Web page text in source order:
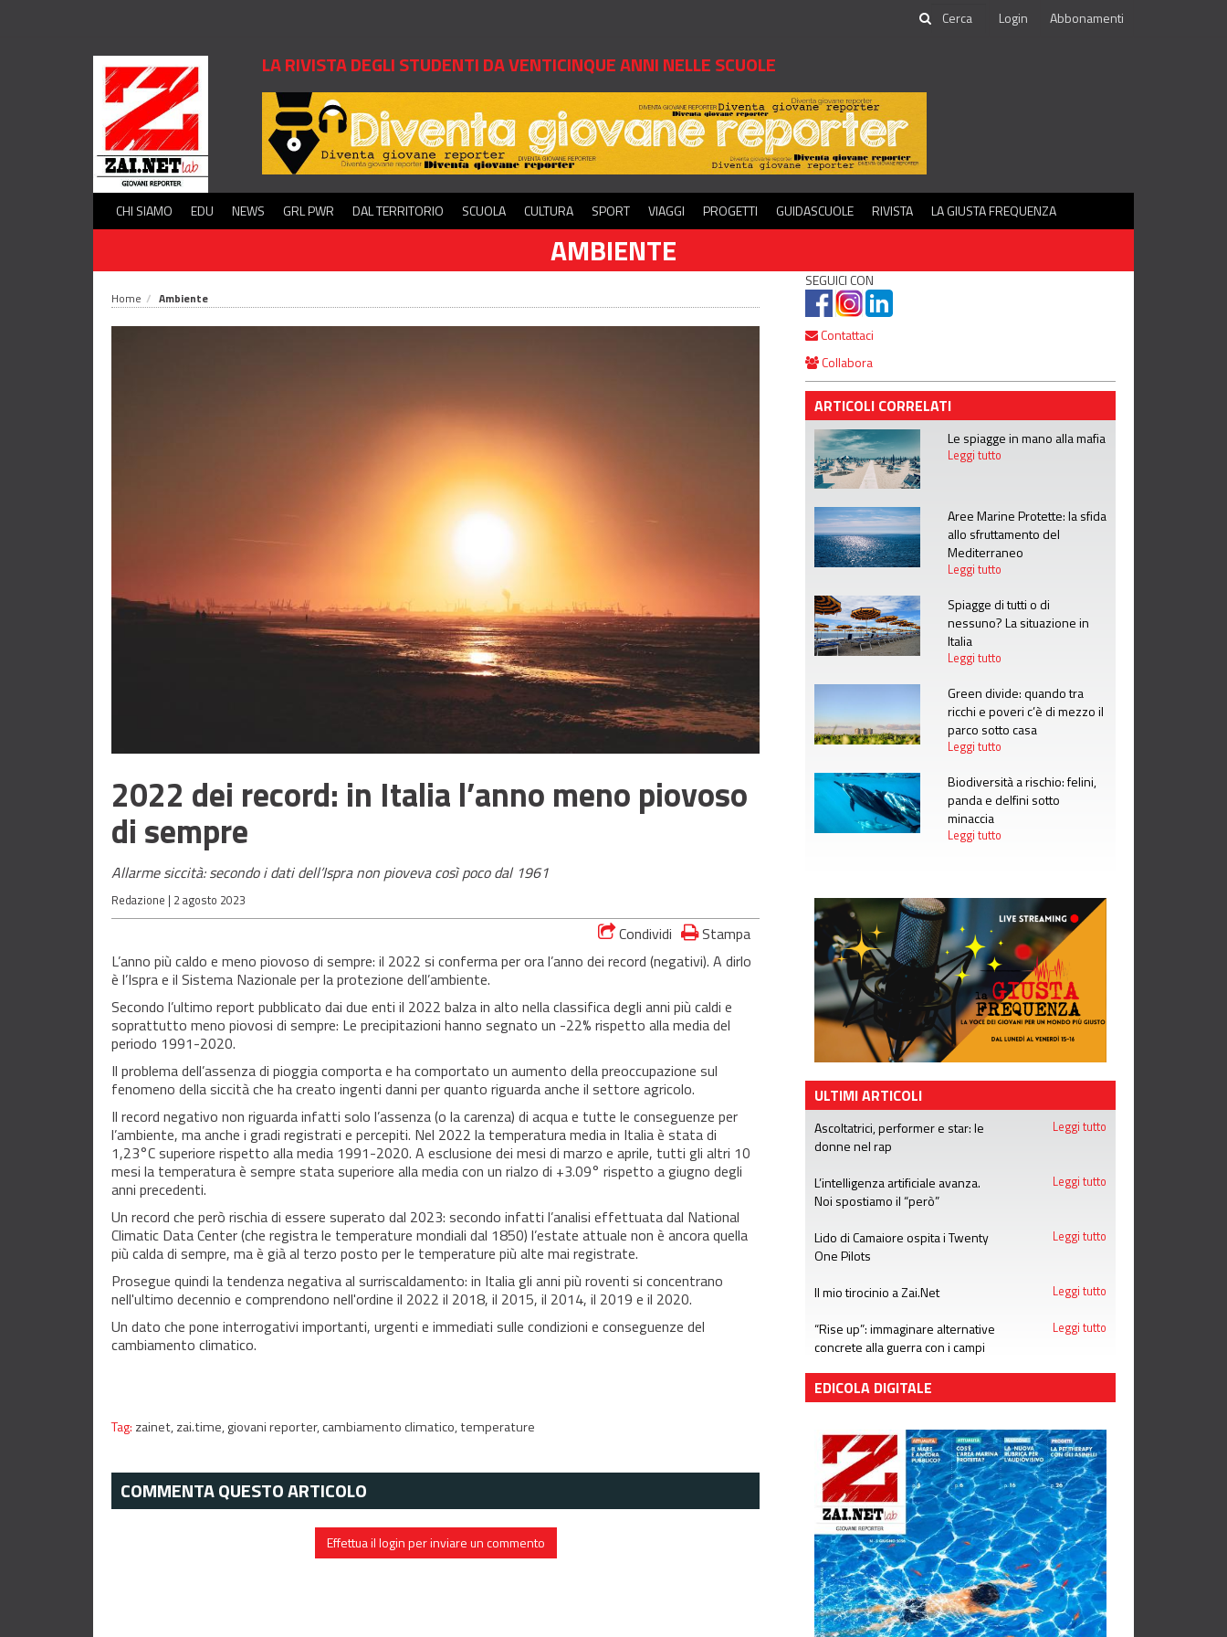
Login Abbonamenti
LA RIVISTA DEGLI STUDENTI DA VENTICINQUE ANNI NELLE SCUOLE
CHI SIAMO EDU NEWS GRL PWR DAL TERRITORIO SCUOLA CULTURA SPORT VIAGGI PROGETTI GUIDASCUOLE RIVISTA LA GIUSTA FREQUENZA
AMBIENTE
Home Ambiente
2022 dei record: in Italia l’anno meno piovoso
di sempre
Allarme siccità: secondo i dati dell’Ispra non pioveva così poco dal 1961
Redazione | 2 agosto 2023
Condividi
Stampa
L’anno più caldo e meno piovoso di sempre: il 2022 si conferma per ora l’anno dei record (negativi). A dirlo
è l’Ispra e il Sistema Nazionale per la protezione dell’ambiente.
Secondo l’ultimo report pubblicato dai due enti il 2022 balza in alto nella classifica degli anni più caldi e
soprattutto meno piovosi di sempre: Le precipitazioni hanno segnato un -22% rispetto alla media del
periodo 1991-2020.
Il problema dell’assenza di pioggia comporta e ha comportato un aumento della preoccupazione sul
fenomeno della siccità che ha creato ingenti danni per quanto riguarda anche il settore agricolo.
Il record negativo non riguarda infatti solo l’assenza (o la carenza) di acqua e tutte le conseguenze per
l’ambiente, ma anche i gradi registrati e percepiti. Nel 2022 la temperatura media in Italia è stata di
1,23°C superiore rispetto alla media 1991-2020. A esclusione dei mesi di marzo e aprile, tutti gli altri 10
mesi la temperatura è sempre stata superiore alla media con un rialzo di +3.09° rispetto a giugno degli
anni precedenti.
Un record che però rischia di essere superato dal 2023: secondo infatti l’analisi effettuata dal National
Climatic Data Center (che registra le temperature mondiali dal 1850) l’estate attuale non è ancora quella
più calda di sempre, ma è già al terzo posto per le temperature più alte mai registrate.
Prosegue quindi la tendenza negativa al surriscaldamento: in Italia gli anni più roventi si concentrano
nell'ultimo decennio e comprendono nell'ordine il 2022 il 2018, il 2015, il 2014, il 2019 e il 2020.
Un dato che pone interrogativi importanti, urgenti e immediati sulle condizioni e conseguenze del
cambiamento climatico.
Tag: zainet,zai.time,giovani reporter,cambiamento climatico,temperature
COMMENTA QUESTO ARTICOLO
Effettua il login per inviare un commento
SEGUICI CON
Contattaci
Collabora
ARTICOLI CORRELATI
Le spiagge in mano alla mafia
Leggi tutto
Aree Marine Protette: la sfida
allo sfruttamento del
Mediterraneo
Leggi tutto
Spiagge di tutti o di
nessuno? La situazione in
Italia
Leggi tutto
Green divide: quando tra
ricchi e poveri c’è di mezzo il
parco sotto casa
Leggi tutto
Biodiversità a rischio: felini,
panda e delfini sotto
minaccia
Leggi tutto
ULTIMI ARTICOLI
Ascoltatrici, performer e star: le
donne nel rap
Leggi tutto
L’intelligenza artificiale avanza.
Noi spostiamo il “però”
Leggi tutto
Lido di Camaiore ospita i Twenty
One Pilots
Leggi tutto
Il mio tirocinio a Zai.Net Leggi tutto
“Rise up”: immaginare alternative
concrete alla guerra con i campi
Leggi tutto
EDICOLA DIGITALE